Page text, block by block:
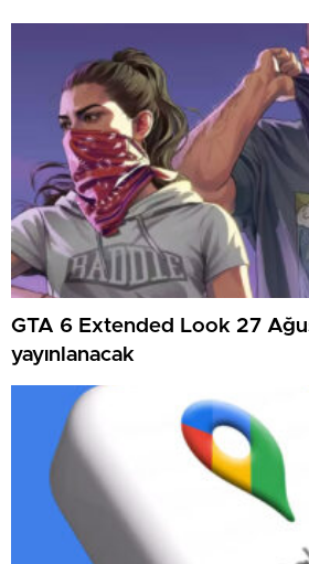
GTA 6 Extended Look 27
yayınlanacak